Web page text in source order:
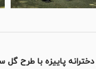
پاییزه با طرح گل